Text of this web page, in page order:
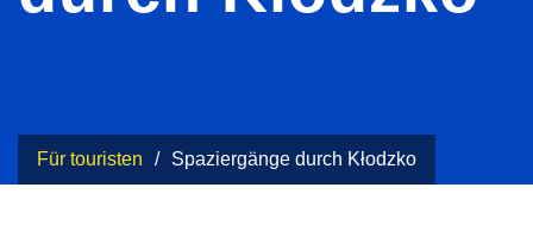
Für touristen Spaziergänge durch Kłodzko